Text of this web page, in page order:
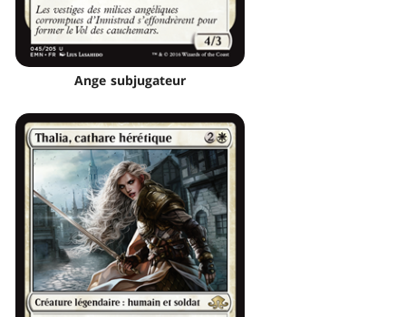
Ange subjugateur